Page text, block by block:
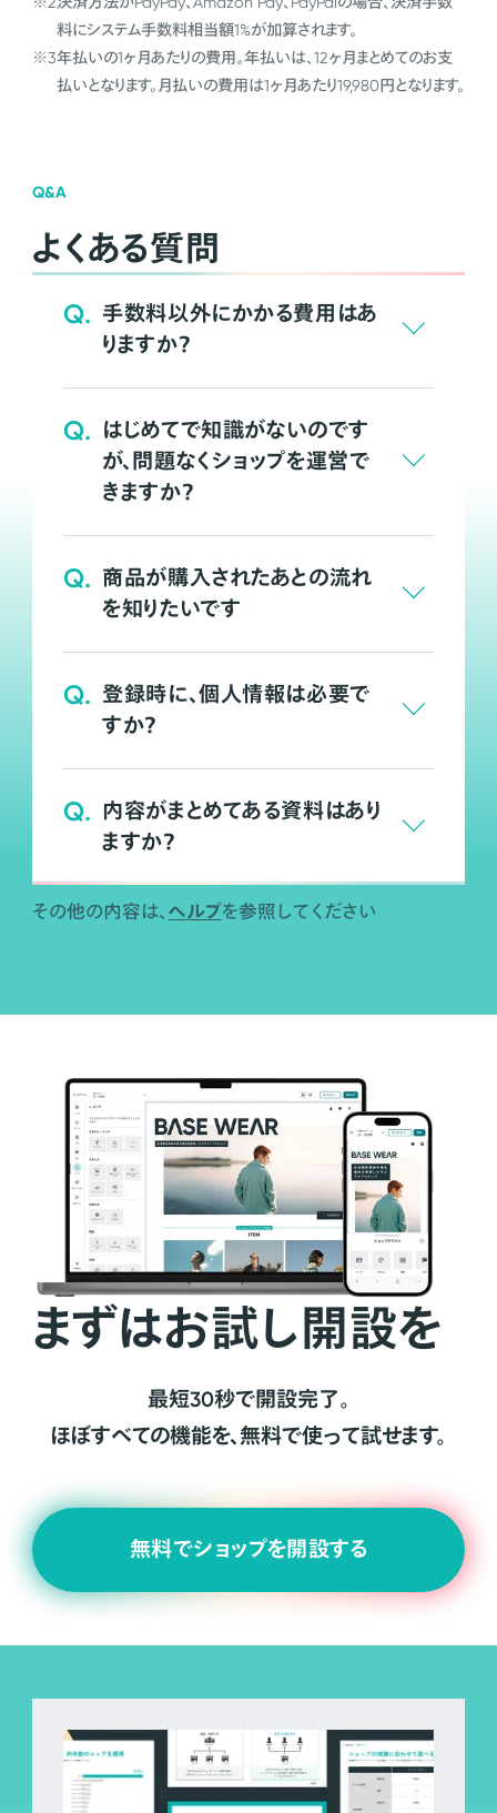
料にシステム手数料相当額1%が加算されます。
※3年払いの1ヶ月あたりの費用。年払いは、12ヶ月まとめてのお支
払いとなります。月払いの費用は1ヶ月あたり19,980円となります。
Q&A
よくある質問
Q. 手数料以外にかかる費用はあ
りますか？
Q. はじめてで知識がないのです
が、問題なくショップを運営で
きますか？
Q. 商品が購入されたあとの流れ
を知りたいです
Q. 登録時に、個人情報は必要で
すか？
Q. 内容がまとめてある資料はあり
ますか？
その他の内容は、 ヘルプを参照してください
まずはお試し開設を
最短30秒で開設完了。
ほぼすべての機能を、無料で使って試せます。
無料でショップを開設する